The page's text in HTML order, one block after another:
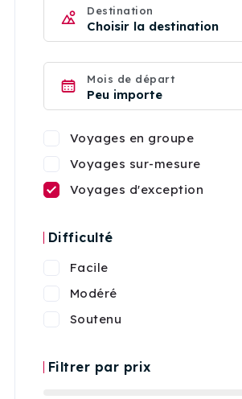
Destination
Mois de départ
Voyages en groupe
Voyages sur-mesure
Voyages d'exception
Difficulté
Facile
Modéré
Soutenu
Filtrer par prix